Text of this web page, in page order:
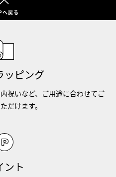
へ戻る
ッピング
祝いなど、ご用途に合わせてご
だけます。
ント